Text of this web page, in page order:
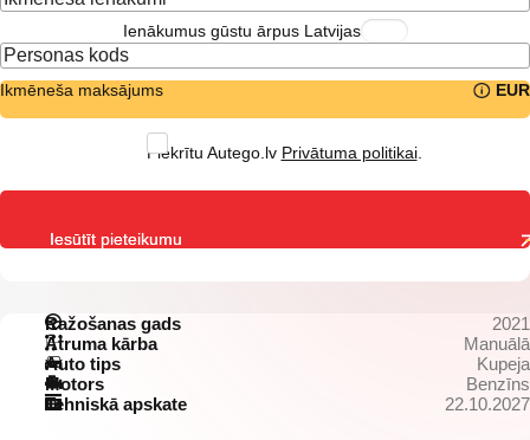
Ienākumus gūstu ārpus Latvijas
Ikmēneša maksājums EUR
Piekrītu Autego.lv Privātuma politikai.
Ražošanas gads
2021
Ātruma kārba
Manuālā
Auto tips
Kupeja
Motors
Benzīns
Tehniskā apskate
22.10.2027